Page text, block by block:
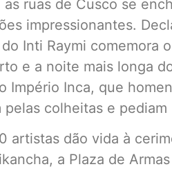
as ruas de Cusco se
impressionantes.
Inti Raymi
e a noite mais longa
Império Inca, que
pelas colheitas e
artistas dão vida à
a Plaza de